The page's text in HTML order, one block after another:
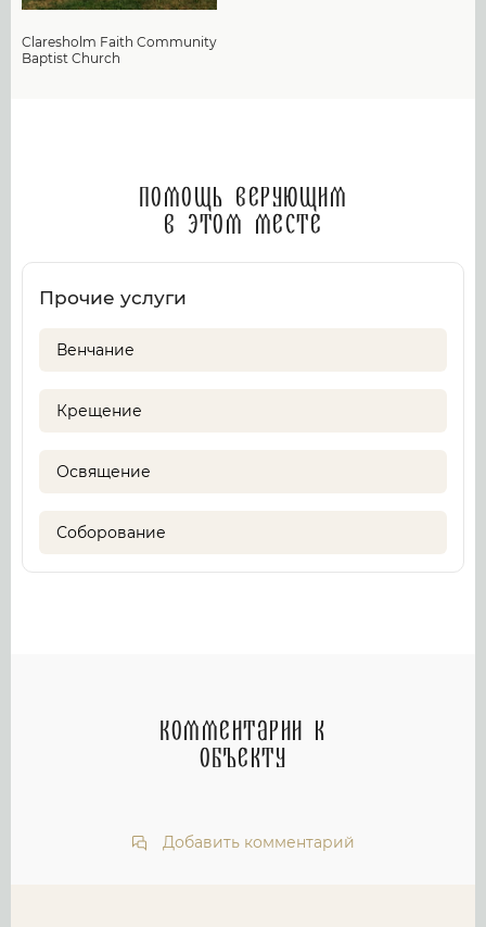
Claresholm Faith Community
Baptist Church
Помощь верующим
в этом месте
Прочие услуги
Венчание
Крещение
Освящение
Соборование
Комментарии к
объекту
Добавить комментарий